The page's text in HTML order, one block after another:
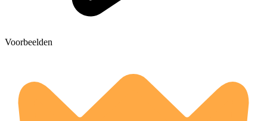
Voorbeelden